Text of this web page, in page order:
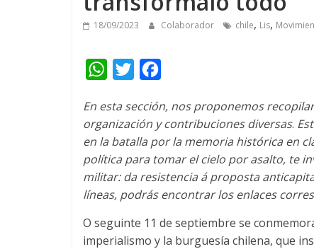
18/09/2023 Colaborador chile, Lis,
W
a
t
s
A
p
p
i
t
t
e
r
c
e
b
o
o
k
En esta sección, nos proponemos
organización y contribuciones diversas.
en la batalla por la memoria histórica en
política para tomar el cielo por asalto, te
militar: da resistencia á proposta
líneas, podrás encontrar los enlaces
O seguinte 11 de septiembre se
imperialismo y la burguesía chilena, que